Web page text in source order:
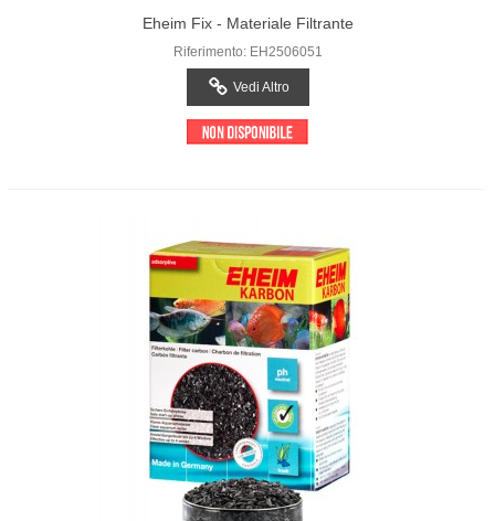
Eheim Fix - Materiale Filtrante
Riferimento: EH2506051
Vedi Altro